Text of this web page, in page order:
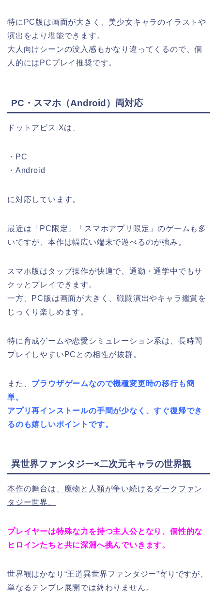
特にPC版は画面が大きく、美少女キャラのイラストや
演出をより堪能できます。
大人向けシーンの没入感もかなり違ってくるので、個
人的にはPCプレイ推奨です。
PC・スマホ（Android）両対応
ドットアビス Xは、
・PC
・Android
に対応しています。
最近は「PC限定」「スマホアプリ限定」のゲームも多
いですが、本作は幅広い端末で遊べるのが強み。
スマホ版はタップ操作が快適で、通勤・通学中でもサ
クッとプレイできます。
一方、PC版は画面が大きく、戦闘演出やキャラ鑑賞を
じっくり楽しめます。
特に育成ゲームや恋愛シミュレーション系は、長時間
プレイしやすいPCとの相性が抜群。
また、 ブラウザゲームなので機種変更時の移行も簡
単。
アプリ再インストールの手間が少なく、すぐ復帰でき
るのも嬉しいポイントです。
異世界ファンタジー×二次元キャラの世界観
本作の舞台は、魔物と人類が争い続けるダークファン
タジー世界。
プレイヤーは特殊な力を持つ主人公となり、個性的な
ヒロインたちと共に深淵へ挑んでいきます。
世界観はかなり“王道異世界ファンタジー”寄りですが、
単なるテンプレ展開では終わりません。